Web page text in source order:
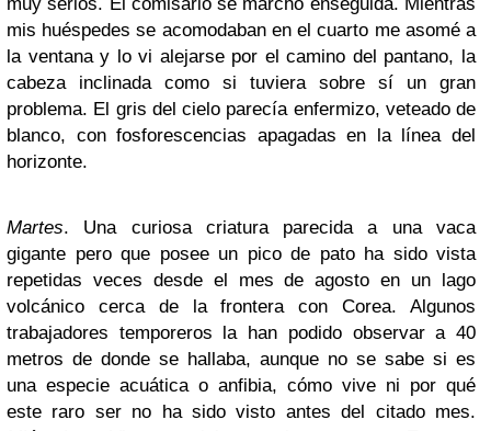
mis huéspedes se acomodaban en el cuarto me asomé a
la ventana y lo vi alejarse por el camino del pantano, la
cabeza inclinada como si tuviera sobre sí un gran
problema. El gris del cielo parecía enfermizo, veteado de
blanco, con fosforescencias apagadas en la línea del
horizonte.
Martes. Una curiosa criatura parecida a una vaca
gigante pero que posee un pico de pato ha sido vista
repetidas veces desde el mes de agosto en un lago
volcánico cerca de la frontera con Corea. Algunos
trabajadores temporeros la han podido observar a 40
metros de donde se hallaba, aunque no se sabe si es
una especie acuática o anfibia, cómo vive ni por qué
este raro ser no ha sido visto antes del citado mes.